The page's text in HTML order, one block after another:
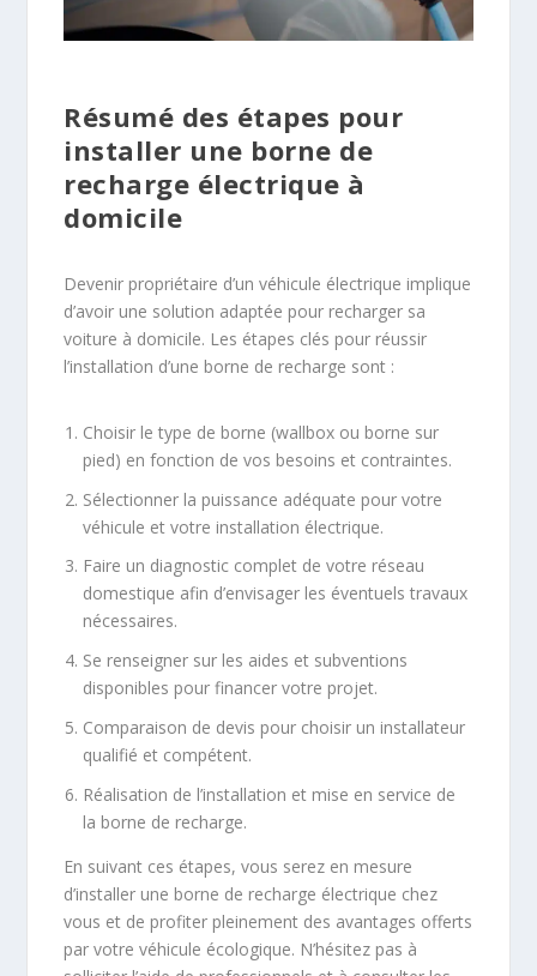
Résumé des étapes pour
installer une borne de
recharge électrique à
domicile
Devenir propriétaire d’un véhicule électrique implique
d’avoir une solution adaptée pour recharger sa
voiture à domicile. Les étapes clés pour réussir
l’installation d’une borne de recharge sont :
Choisir le type de borne (wallbox ou borne sur
pied) en fonction de vos besoins et contraintes.
Sélectionner la puissance adéquate pour votre
véhicule et votre installation électrique.
Faire un diagnostic complet de votre réseau
domestique afin d’envisager les éventuels travaux
nécessaires.
Se renseigner sur les aides et subventions
disponibles pour financer votre projet.
Comparaison de devis pour choisir un installateur
qualifié et compétent.
Réalisation de l’installation et mise en service de
la borne de recharge.
En suivant ces étapes, vous serez en mesure
d’installer une borne de recharge électrique chez
vous et de profiter pleinement des avantages offerts
par votre véhicule écologique. N’hésitez pas à